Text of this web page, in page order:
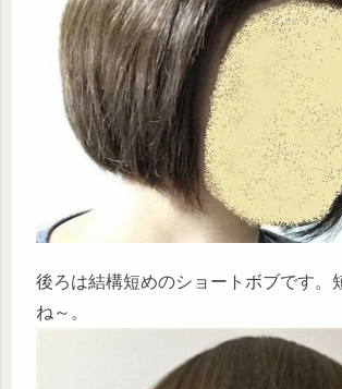
後ろは結構短めのショートボブです。
ね～。